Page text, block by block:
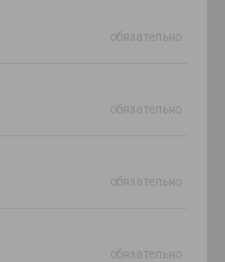
обязательно
обязательно
обязательно
обязательно